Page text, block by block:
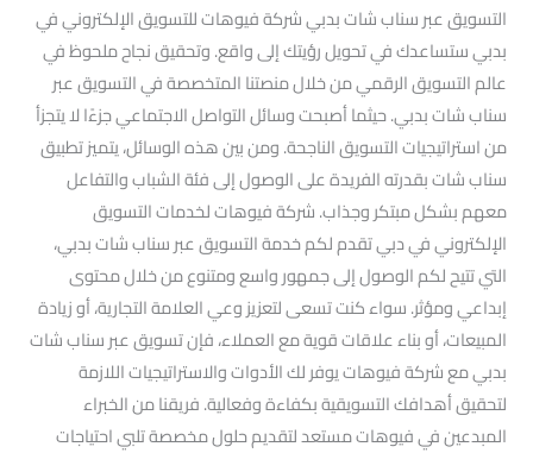
التسويق عبر سناب شات بدبي شركة فيوهات للتسويق الإلكتروني في
بدبي ستساعدك في تحويل رؤيتك إلى واقع. وتحقيق نجاح ملحوظ في
عالم التسويق الرقمي من خلال منصتنا المتخصصة في التسويق عبر
سناب شات بدبي. حيثما أصبحت وسائل التواصل الاجتماعي جزءًا لا يتجزأ
من استراتيجيات التسويق الناجحة. ومن بين هذه الوسائل، يتميز تطبيق
سناب شات بقدرته الفريدة على الوصول إلى فئة الشباب والتفاعل
معهم بشكل مبتكر وجذاب. شركة فيوهات لخدمات التسويق
الإلكتروني في دبي تقدم لكم خدمة التسويق عبر سناب شات بدبي،
التي تتيح لكم الوصول إلى جمهور واسع ومتنوع من خلال محتوى
إبداعي ومؤثر. سواء كنت تسعى لتعزيز وعي العلامة التجارية، أو زيادة
المبيعات، أو بناء علاقات قوية مع العملاء، فإن تسويق عبر سناب شات
بدبي مع شركة فيوهات يوفر لك الأدوات والاستراتيجيات اللازمة
لتحقيق أهدافك التسويقية بكفاءة وفعالية. فريقنا من الخبراء
المبدعين في فيوهات مستعد لتقديم حلول مخصصة تلبي احتياجات